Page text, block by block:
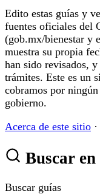
Edito estas guías y
fuentes oficiales del
(gob.mx/bienestar y
muestra su propia
han sido revisados,
trámites. Este es un
cobramos por
gobierno.
Acerca de este sitio ·
Buscar
Buscar guías